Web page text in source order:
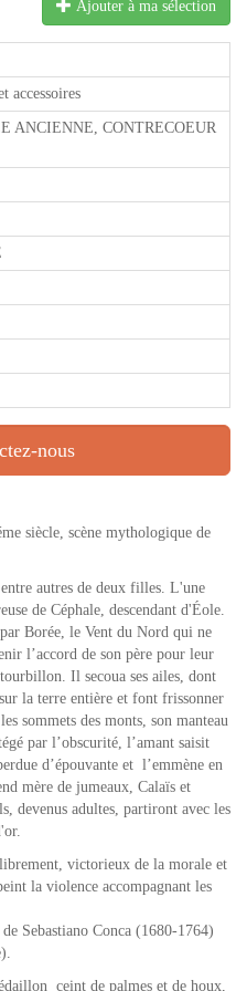
Ajouter à ma sélection
accessoires
ANCIENNE, CONTRECOEUR
nous
siècle, scène mythologique de
autres de deux filles. L'une
de Céphale, descendant d'Éole.
Borée, le Vent du Nord qui ne
l’accord de son père pour leur
Il secoua ses ailes, dont
la terre entière et font frissonner
sommets des monts, son manteau
par l’obscurité, l’amant saisit
d’épouvante et l’emmène en
mère de jumeaux, Calaïs et
devenus adultes, partiront avec les
victorieux de la morale et
la violence accompagnant les
Sebastiano Conca (1680-1764)
ceint de palmes et de houx,